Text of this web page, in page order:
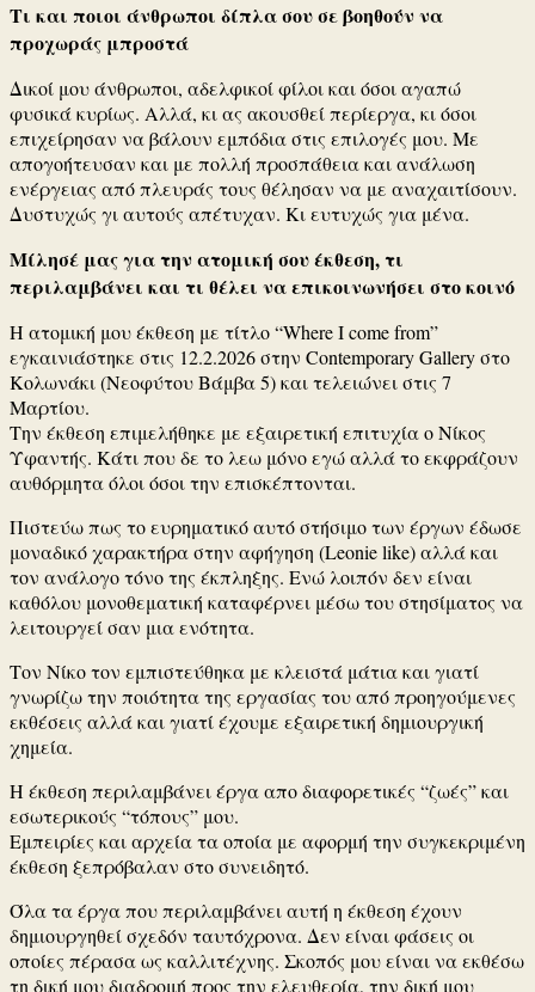
Τι και ποιοι άνθρωποι δίπλα σου σε βοηθούν να
προχωράς μπροστά
Δικοί μου άνθρωποι, αδελφικοί φίλοι και όσοι αγαπώ
φυσικά κυρίως. Αλλά, κι ας ακουσθεί περίεργα, κι όσοι
επιχείρησαν να βάλουν εμπόδια στις επιλογές μου. Με
απογοήτευσαν και με πολλή προσπάθεια και ανάλωση
ενέργειας από πλευράς τους θέλησαν να με αναχαιτίσουν.
Δυστυχώς γι αυτούς απέτυχαν. Κι ευτυχώς για μένα.
Μίλησέ μας για την ατομική σου έκθεση, τι
περιλαμβάνει και τι θέλει να επικοινωνήσει στο κοινό
Η ατομική μου έκθεση με τίτλο “Where I come from”
εγκαινιάστηκε στις 12.2.2026 στην Contemporary Gallery στο
Κολωνάκι (Νεοφύτου Βάμβα 5) και τελειώνει στις 7
Μαρτίου.
Την έκθεση επιμελήθηκε με εξαιρετική επιτυχία ο Νίκος
Υφαντής. Κάτι που δε το λεω μόνο εγώ αλλά το εκφράζουν
αυθόρμητα όλοι όσοι την επισκέπτονται.
Πιστεύω πως το ευρηματικό αυτό στήσιμο των έργων έδωσε
μοναδικό χαρακτήρα στην αφήγηση (Leonie like) αλλά και
τον ανάλογο τόνο της έκπληξης. Ενώ λοιπόν δεν είναι
καθόλου μονοθεματική καταφέρνει μέσω του στησίματος να
λειτουργεί σαν μια ενότητα.
Τον Νίκο τον εμπιστεύθηκα με κλειστά μάτια και γιατί
γνωρίζω την ποιότητα της εργασίας του από προηγούμενες
εκθέσεις αλλά και γιατί έχουμε εξαιρετική δημιουργική
χημεία.
Η έκθεση περιλαμβάνει έργα απο διαφορετικές “ζωές” και
εσωτερικούς “τόπους” μου.
Εμπειρίες και αρχεία τα οποία με αφορμή την συγκεκριμένη
έκθεση ξεπρόβαλαν στο συνειδητό.
Όλα τα έργα που περιλαμβάνει αυτή η έκθεση έχουν
δημιουργηθεί σχεδόν ταυτόχρονα. Δεν είναι φάσεις οι
οποίες πέρασα ως καλλιτέχνης. Σκοπός μου είναι να εκθέσω
τη δική μου διαδρομή προς την ελευθερία, την δική μου